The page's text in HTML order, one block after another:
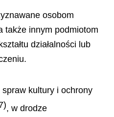
osobom
także innym podmiotom
działalności lub
spraw kultury i ochrony
, w drodze